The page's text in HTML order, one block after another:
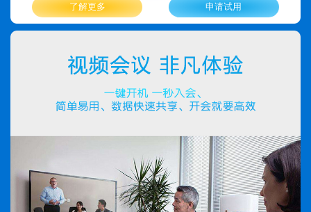
了解更多 申请试用